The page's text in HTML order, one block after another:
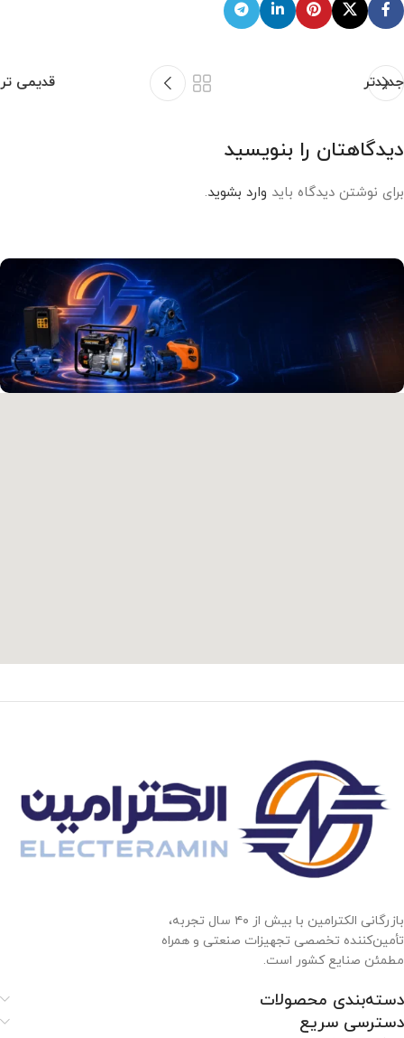
جدیدتر قدیمی تر
دیدگاهتان را بنویسید
برای نوشتن دیدگاه باید وارد بشوید.
بازرگانی الکترامین با بیش از ۴۰ سال تجربه،
تأمین‌کننده تخصصی تجهیزات صنعتی و همراه
مطمئن صنایع کشور است.
دسته‌بندی محصولات
دسترسی سریع